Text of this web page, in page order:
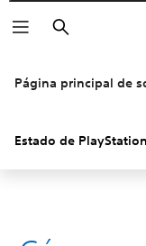
Buscar
Página principal de
Estado de PlayStation